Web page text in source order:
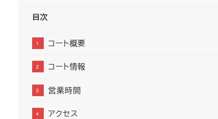
目次
コート概要
コート情報
営業時間
アクセス